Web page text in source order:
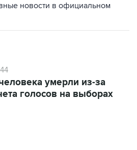
новости в официальном
умерли из-за
голосов на выборах